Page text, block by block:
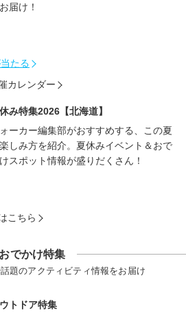
届け！
たる
カレンダー
み特集2026【北海道】
ーカー編集部がおすすめする、この夏
しみ方を紹介。夏休みイベント＆おで
スポット情報が盛りだくさん！
こちら
おでかけ特集
題のアクティビティ情報をお届け
トドア特集